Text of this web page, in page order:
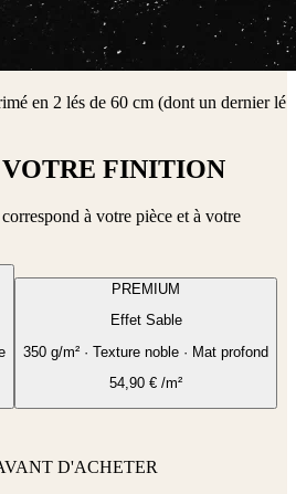
en 2 lés de 60 cm (dont un dernier lé
VOTRE FINITION
à votre pièce et à votre
PREMIUM
Effet Sable
350 g/m² · Texture noble · Mat profond
54,90 € /m²
D'ACHETER